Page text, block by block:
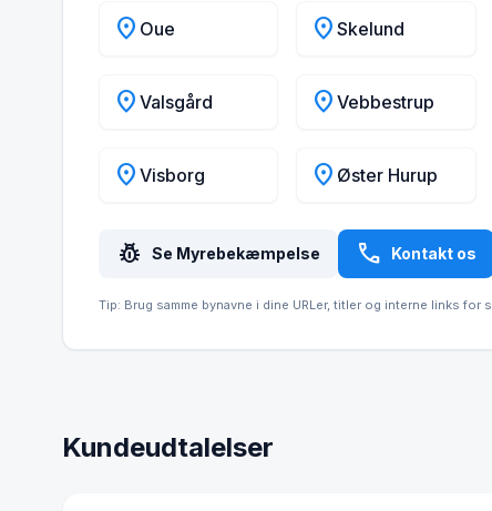
location_on Oue location_onSkelund
location_on Valsgård location_onVebbestrup
location_on Visborg location_on Øster Hurup
pest_control Se Myrebekæmpelse call Kontakt os
Tip: Brug samme bynavne i dine URLer, titler og interne links for
Kundeudtalelser